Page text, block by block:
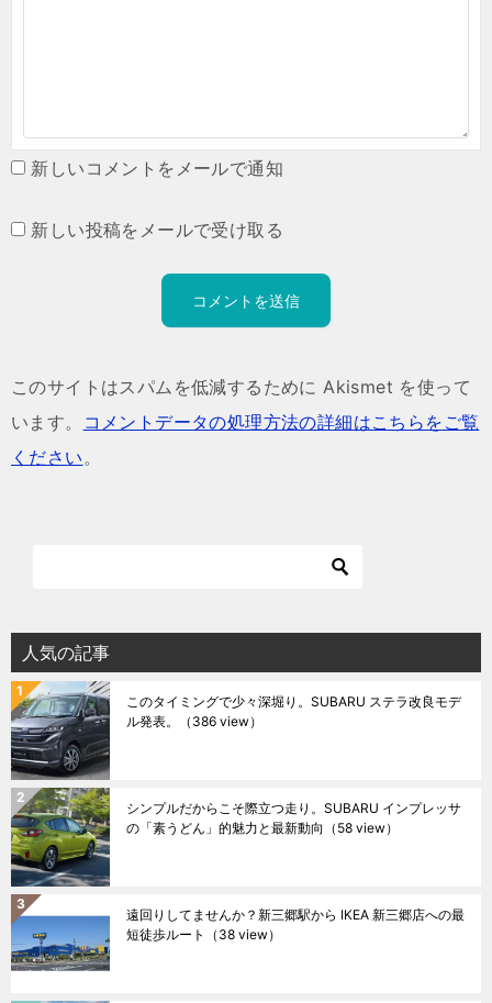
新しいコメントをメールで通知
新しい投稿をメールで受け取る
このサイトはスパムを低減するために Akismet を使って
います。
コメントデータの処理方法の詳細はこちらをご覧
ください 。
人気の記事
このタイミングで少々深堀り。SUBARU ステラ改良モデ
ル発表。
（386 view）
シンプルだからこそ際立つ走り。SUBARU インプレッサ
の「素うどん」的魅力と最新動向 （58 view）
遠回りしてませんか？新三郷駅から IKEA 新三郷店への最
短徒歩ルート
（38 view）